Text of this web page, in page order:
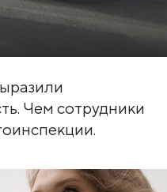
Чем сотрудники